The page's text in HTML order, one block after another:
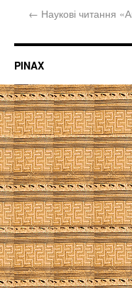
← Наукові читання
PINAX